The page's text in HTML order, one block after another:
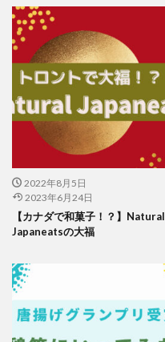
2022年8月5日
2023年6月24日
【カナダで和菓子！？】Natural
Japaneatsの大福